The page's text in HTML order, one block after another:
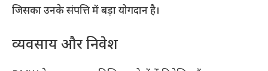
जिसका उनके संपत्ति में बड़ा योगदान है।
व्यवसाय और निवेश